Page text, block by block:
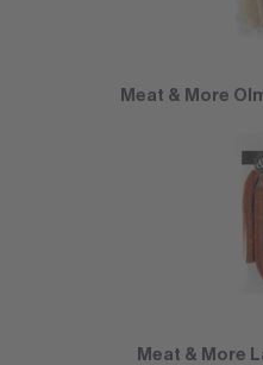
Meat & More
Meat & More